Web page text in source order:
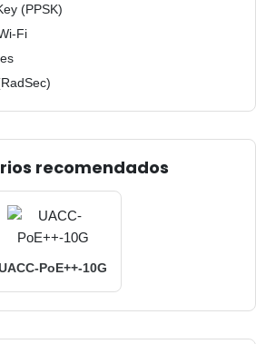
(PPSK)
Fi
recomendados
PoE++-10G